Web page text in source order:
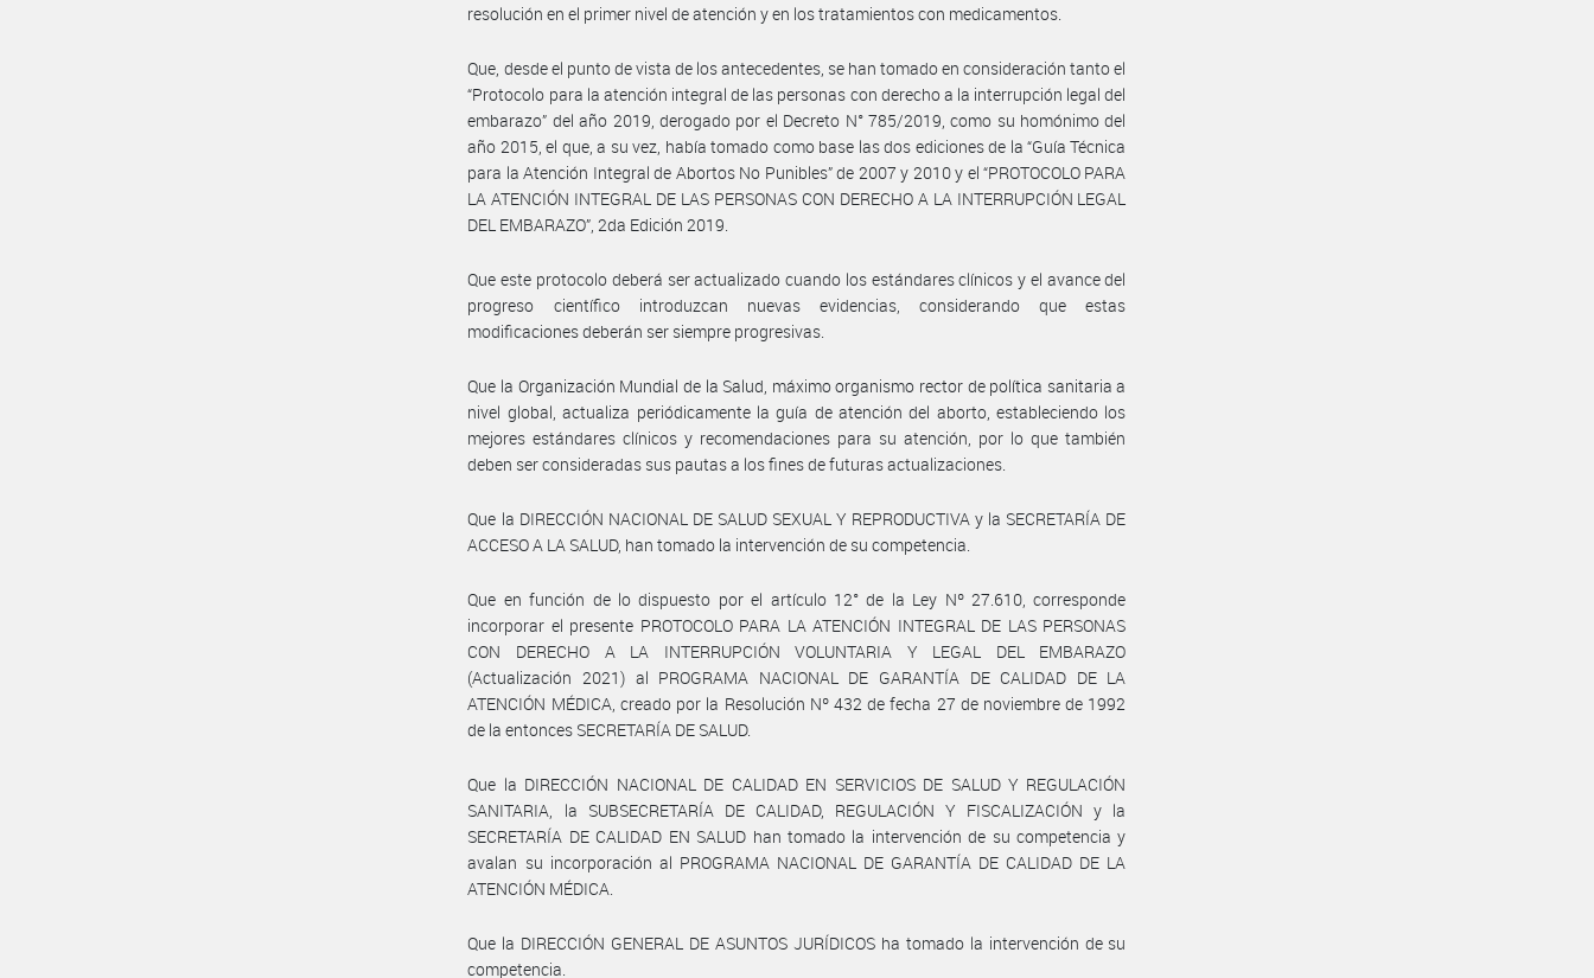
resolución en el primer nivel de atención y en los tratamientos con medicamentos.
Que, desde el punto de vista de los antecedentes, se han tomado en consideración tanto el
“Protocolo para la atención integral de las personas con derecho a la interrupción legal del
embarazo” del año 2019, derogado por el Decreto N° 785/2019, como su homónimo del
año 2015, el que, a su vez, había tomado como base las dos ediciones de la “Guía Técnica
para la Atención Integral de Abortos No Punibles” de 2007 y 2010 y el “PROTOCOLO PARA
LA ATENCIÓN INTEGRAL DE LAS PERSONAS CON DERECHO A LA INTERRUPCIÓN LEGAL
DEL EMBARAZO”, 2da Edición 2019.
Que este protocolo deberá ser actualizado cuando los estándares clínicos y el avance del
progreso científico introduzcan nuevas evidencias, considerando que estas
modificaciones deberán ser siempre progresivas.
Que la Organización Mundial de la Salud, máximo organismo rector de política sanitaria a
nivel global, actualiza periódicamente la guía de atención del aborto, estableciendo los
mejores estándares clínicos y recomendaciones para su atención, por lo que también
deben ser consideradas sus pautas a los fines de futuras actualizaciones.
Que la DIRECCIÓN NACIONAL DE SALUD SEXUAL Y REPRODUCTIVA y la SECRETARÍA DE
ACCESO A LA SALUD, han tomado la intervención de su competencia.
Que en función de lo dispuesto por el artículo 12° de la Ley Nº 27.610, corresponde
incorporar el presente PROTOCOLO PARA LA ATENCIÓN INTEGRAL DE LAS PERSONAS
CON DERECHO A LA INTERRUPCIÓN VOLUNTARIA Y LEGAL DEL EMBARAZO
(Actualización 2021) al PROGRAMA NACIONAL DE GARANTÍA DE CALIDAD DE LA
ATENCIÓN MÉDICA, creado por la Resolución Nº 432 de fecha 27 de noviembre de 1992
de la entonces SECRETARÍA DE SALUD.
Que la DIRECCIÓN NACIONAL DE CALIDAD EN SERVICIOS DE SALUD Y REGULACIÓN
SANITARIA, la SUBSECRETARÍA DE CALIDAD, REGULACIÓN Y FISCALIZACIÓN y la
SECRETARÍA DE CALIDAD EN SALUD han tomado la intervención de su competencia y
avalan su incorporación al PROGRAMA NACIONAL DE GARANTÍA DE CALIDAD DE LA
ATENCIÓN MÉDICA.
Que la DIRECCIÓN GENERAL DE ASUNTOS JURÍDICOS ha tomado la intervención de su
competencia.